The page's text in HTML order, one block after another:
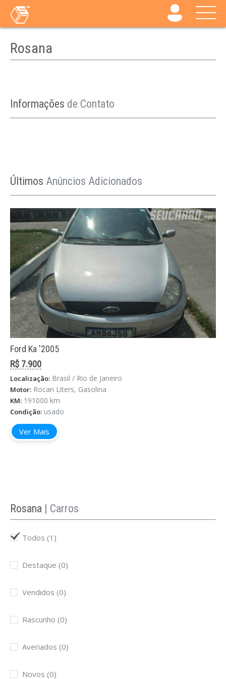
Rosana
Informações de Contato
Últimos Anúncios Adicionados
Ford Ka '2005
R$ 7.900
Localização: Brasil / Rio de Janeiro
Motor: Rocan Liters, Gasolina
KM: 191000 km
Condição: usado
Ver Mais
Rosana | Carros
Todos (1)
Destaque (0)
Vendidos (0)
Rascunho (0)
Averiados (0)
Novos (0)